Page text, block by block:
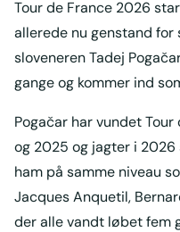
Tour de France 2026
allerede nu genstand
sloveneren Tadej
gange og kommer ind
Pogačar har vundet
og 2025 og jagter i
ham på samme niveau
Jacques Anquetil,
der alle vandt løbet fem